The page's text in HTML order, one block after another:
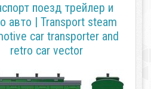
поезд трейлер и
авто | Transport steam
car transporter and
retro car vector